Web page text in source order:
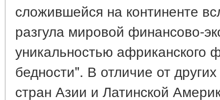
сложившейся на континенте
разгула мировой финансово-
уникальностью африканского
бедности". В отличие от
стран Азии и Латинской